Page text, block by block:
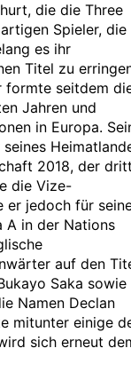
die die Three
Spieler, die
es ihr
Titel zu
formte seitdem
Jahren und
in Europa.
2018, der
die Vize-
er jedoch für
A in der Nations
auf den
Saka sowie
Namen Declan
mitunter einige
sich erneut